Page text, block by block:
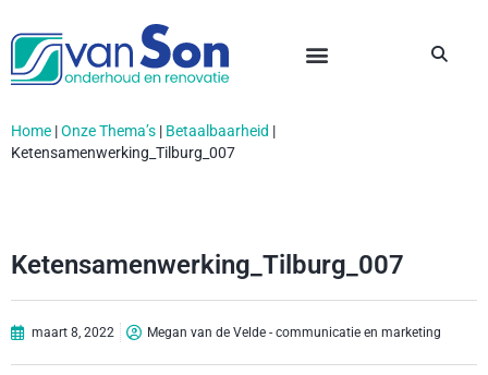
Home |Onze Thema’s | Betaalbaarheid |
Ketensamenwerking_Tilburg_007
Ketensamenwerking_Tilburg_007
maart 8, 2022 Megan van de Velde - communicatie en marketing